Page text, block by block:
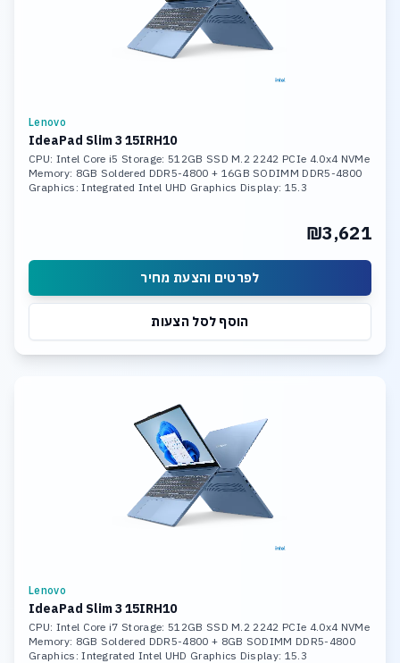
Lenovo
IdeaPad Slim 3 15IRH10
CPU: Intel Core i5 Storage: 512GB SSD M.2 2242 PCIe 4.0x4 NVMe
Memory: 8GB Soldered DDR5-4800 + 16GB SODIMM DDR5-4800
Graphics: Integrated Intel UHD Graphics Display: 15.3
₪3,621
לפרטים והצעת מחיר
הוסף לסל הצעות
Lenovo
IdeaPad Slim 3 15IRH10
CPU: Intel Core i7 Storage: 512GB SSD M.2 2242 PCIe 4.0x4 NVMe
Memory: 8GB Soldered DDR5-4800 + 8GB SODIMM DDR5-4800
Graphics: Integrated Intel UHD Graphics Display: 15.3